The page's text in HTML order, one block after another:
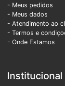
- Meus pedidos
- Meus dados
- Atendimento ao
- Termos e
- Onde Estamos
Institucional